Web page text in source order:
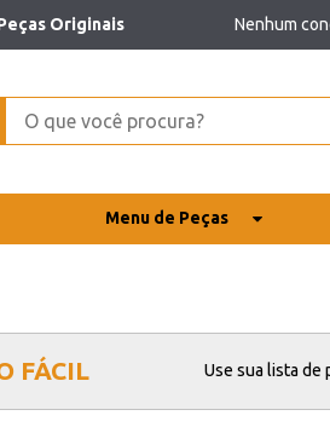
Originais Nenhum
Menu de Peças
FÁCIL Use sua lista de